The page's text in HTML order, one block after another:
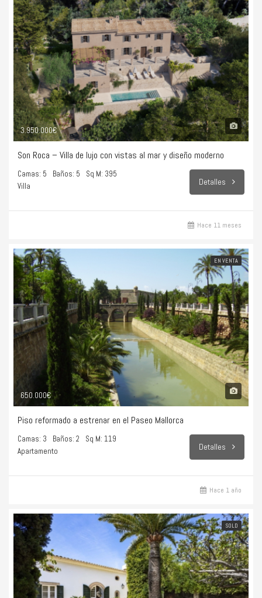
3.950.000€
Son Roca – Villa de lujo con vistas al mar y diseño moderno
Camas: 5 Baños: 5
Sq M: 395
Villa
Detalles
Hace 11 meses
EN VENTA
650.000€
Piso reformado a estrenar en el Paseo Mallorca
Camas: 3 Baños: 2
Sq M: 119
Apartamento
Detalles
Hace 1 año
SOLD